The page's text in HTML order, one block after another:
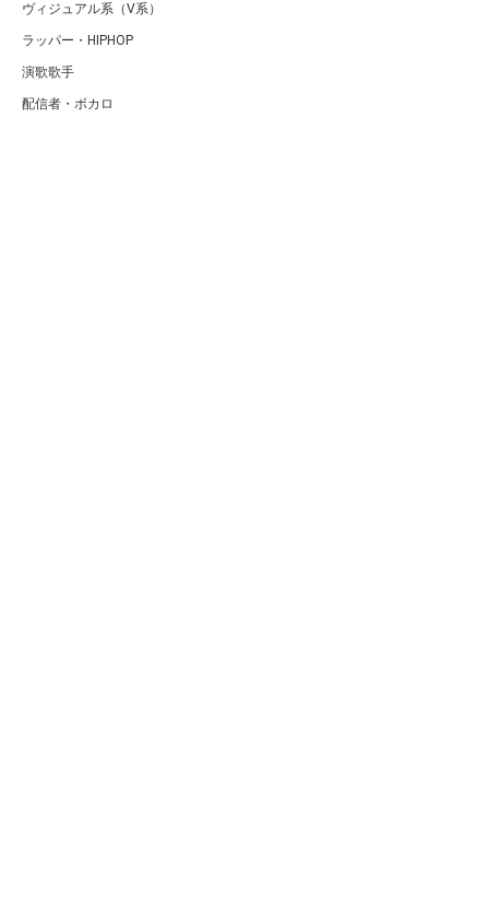
ヴィジュアル系（V系）
ラッパー・HIPHOP
演歌歌手
配信者・ボカロ